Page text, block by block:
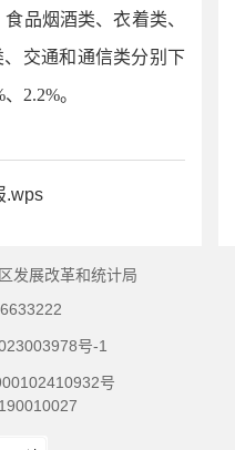
品烟酒类、衣着类、
交通和通信类分别下
2.2%。
.wps
发展改革和统计局
号-1
号